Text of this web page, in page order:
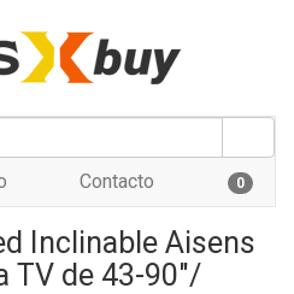
Contacto 0
Inclinable Aisens
TV de 43-90"/